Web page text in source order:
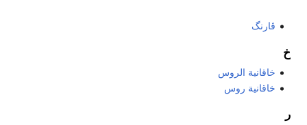
ڤارنگ
خ
خاقانية الروس
خاقانية روس
ر